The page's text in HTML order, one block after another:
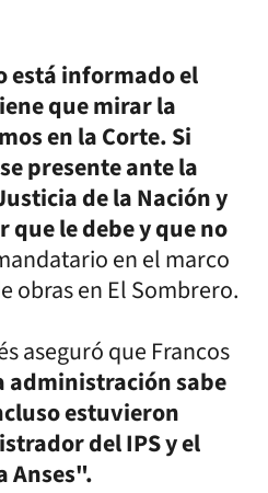
está informado el
que mirar la
en la Corte. Si
presente ante la
de la Nación y
le debe y que no
en el marco
obras en El Sombrero.
aseguró que Francos
administración sabe
estuvieron
del IPS y el
Anses".